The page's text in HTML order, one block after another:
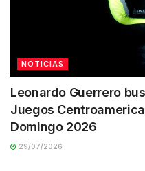
NOTICIAS
Leonardo Guerrero
Juegos
Domingo 2026
29/07/2026